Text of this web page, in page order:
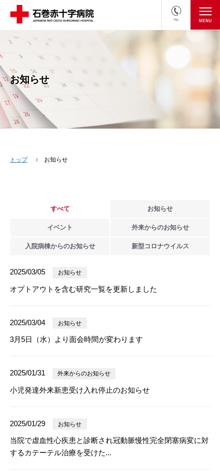
TEL
医療関係者の方
お知らせ
トップ お知らせ
すべて お知らせ
イベント 外来からのお知らせ
入院病棟からのお知らせ 新型 コロナウイルス
2025/03/05 お知らせ
オプトアウトを含む研究一覧を更新しました
2025/03/04 お知らせ
3月5日（水）より面会時間が変わります
2025/01/31 外来からのお知らせ
小児発達外来新患受け入れ停止のお知らせ
2025/01/29 お知らせ
当院で虚血性心疾患と診断され冠動脈慢性完全閉塞病変に対
するカテーテル治療を受けた...